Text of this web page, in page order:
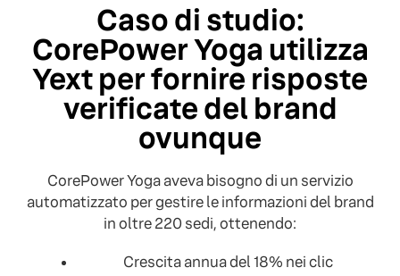
Caso di studio:
CorePower Yoga utilizza
Yext per fornire risposte
verificate del brand
ovunque
CorePower Yoga aveva bisogno di un servizio
automatizzato per gestire le informazioni del brand
in oltre 220 sedi, ottenendo:
Crescita annua del 18% nei clic